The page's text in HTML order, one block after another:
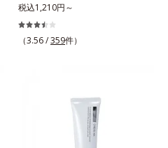
分(*7)「GLルートブースター(*9)」
を配合することで、肌のふっくら感
や透明感を叶えます。美白ケアしな
シナジー設計で、あなたのエイジン
グケアを応援します。*1 メラニン
の生成を抑え、シミ・ソバカスを防
ぐ（ウォッシュ除く）*2 オルビス
ー＆コンディショナーで触れていた
くなるうるツヤ髪へ。「髪のうねり
が気になる」「乾燥してパサつく」
トセラムシリーズ。まるでスキンケ
アアイテムのように美容液成分(*2)
を6つも配合。保水してうるおいを
逃さない成分と、深く浸透してうる
税込1,210円～
（3.56 /359件）